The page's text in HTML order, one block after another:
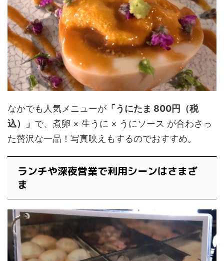
なかでも人気メニューが 「うにたま 800円（税
込）」 で、煮卵 × 生うに × うにソース が合わさっ
た贅沢な一品！写真映えもするのでおすすめ。
ランチや深夜営業で利用シーンはさまざ
ま